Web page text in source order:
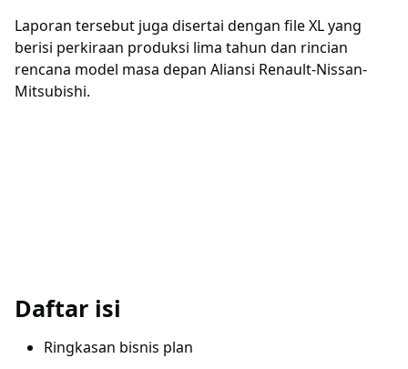
Laporan tersebut juga disertai dengan file XL yang
berisi perkiraan produksi lima tahun dan rincian
rencana model masa depan Aliansi Renault-Nissan-
Mitsubishi.
Daftar isi
Ringkasan bisnis plan